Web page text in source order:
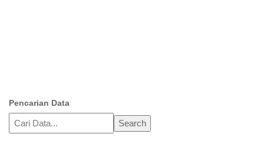
Pencarian Data
Search